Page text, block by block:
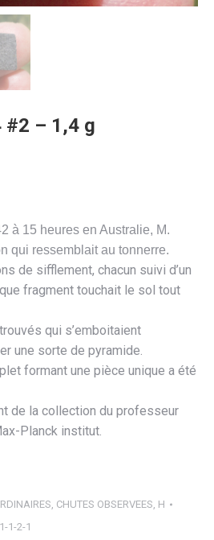
#2 – 1,4 g
à 15 heures en Australie, M.
qui ressemblait au tonnerre.
de sifflement, chacun suivi d’un
fragment touchait le sol tout
qui s’emboitaient
une sorte de pyramide.
formant une pièce unique a été
de la collection du professeur
Planck institut.
, CHUTES OBSERVEES, H
1-2-1